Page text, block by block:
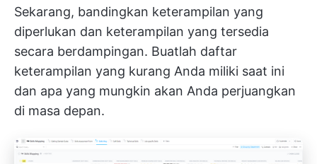
Sekarang, bandingkan keterampilan yang
diperlukan dan keterampilan yang tersedia
secara berdampingan. Buatlah daftar
keterampilan yang kurang Anda miliki saat ini
dan apa yang mungkin akan Anda perjuangkan
di masa depan.